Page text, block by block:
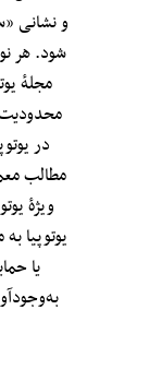
و نشانی
شود. هر
مجلهٔ
در
مطالب
ویژهٔ
یوتوپیا
یا